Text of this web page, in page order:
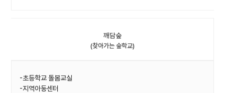
깨담숲
(찾아가는 숲학교)
-초등학교 돌봄교실
-지역아동센터